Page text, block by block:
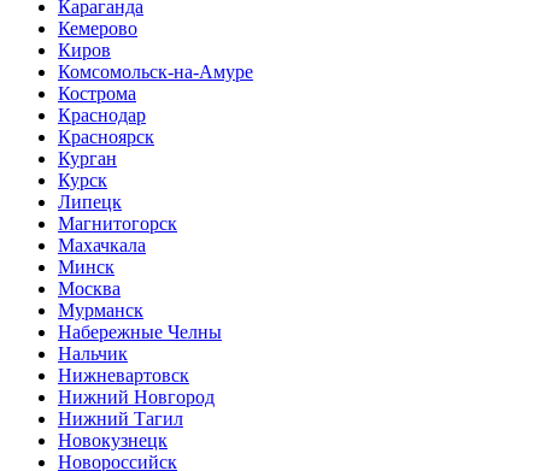
Караганда
Кемерово
Киров
Комсомольск-на-Амуре
Кострома
Краснодар
Красноярск
Курган
Курск
Липецк
Магнитогорск
Махачкала
Минск
Москва
Мурманск
Набережные Челны
Нальчик
Нижневартовск
Нижний Новгород
Нижний Тагил
Новокузнецк
Новороссийск